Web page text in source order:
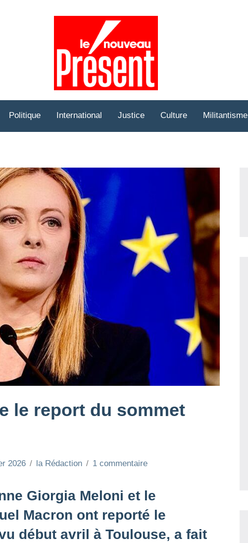
Politique International Justice Culture Militantisme
le report du sommet
2026 la Rédaction 1 commentaire
Giorgia Meloni et le
Macron ont reporté le
début avril à Toulouse, a fait